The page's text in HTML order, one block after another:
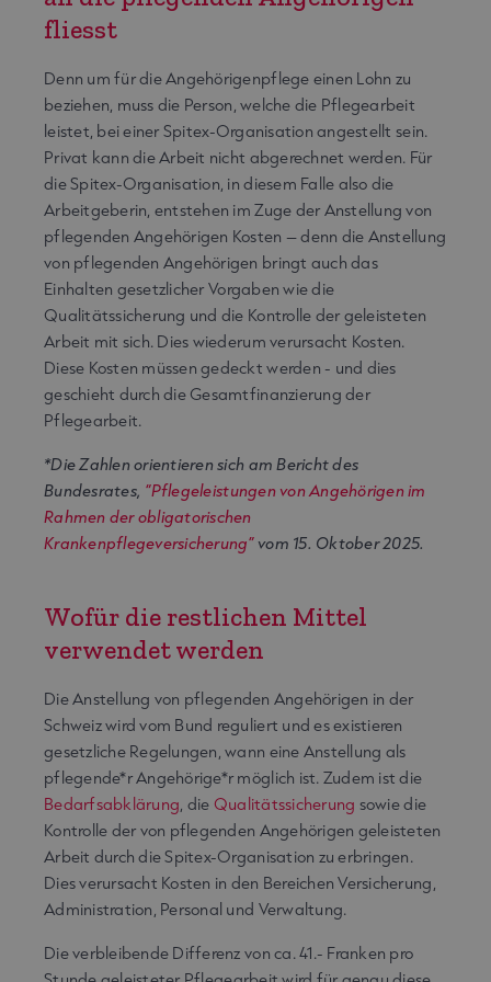
fliesst
Denn um für die Angehörigenpflege einen Lohn zu
beziehen, muss die Person, welche die Pflegearbeit
leistet, bei einer Spitex-Organisation angestellt sein.
Privat kann die Arbeit nicht abgerechnet werden. Für
die Spitex-Organisation, in diesem Falle also die
Arbeitgeberin, entstehen im Zuge der Anstellung von
pflegenden Angehörigen Kosten – denn die Anstellung
von pflegenden Angehörigen bringt auch das
Einhalten gesetzlicher Vorgaben wie die
Qualitätssicherung und die Kontrolle der geleisteten
Arbeit mit sich. Dies wiederum verursacht Kosten.
Diese Kosten müssen gedeckt werden - und dies
geschieht durch die Gesamtfinanzierung der
Pflegearbeit.
*Die Zahlen orientieren sich am Bericht des
Bundesrates, “Pflegeleistungen von Angehörigen im
Rahmen der obligatorischen
Krankenpflegeversicherung”vom 15. Oktober 2025.
Wofür die restlichen Mittel
verwendet werden
Die Anstellung von pflegenden Angehörigen in der
Schweiz wird vom Bund reguliert und es existieren
gesetzliche Regelungen, wann eine Anstellung als
pflegende*r Angehörige*r möglich ist. Zudem ist die
Bedarfsabklärung , die Qualitätssicherung sowie die
Kontrolle der von pflegenden Angehörigen geleisteten
Arbeit durch die Spitex-Organisation zu erbringen.
Dies verursacht Kosten in den Bereichen Versicherung,
Administration, Personal und Verwaltung.
Die verbleibende Differenz von ca. 41.- Franken pro